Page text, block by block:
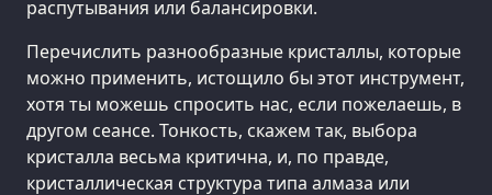
распутывания или балансировки.
Перечислить разнообразные кристаллы, которые
можно применить, истощило бы этот инструмент,
хотя ты можешь спросить нас, если пожелаешь, в
другом сеансе. Тонкость, скажем так, выбора
кристалла весьма критична, и, по правде,
кристаллическая структура типа алмаза или